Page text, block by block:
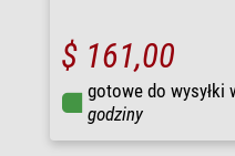
$ 161,00
gotowe do wysyłki
godziny